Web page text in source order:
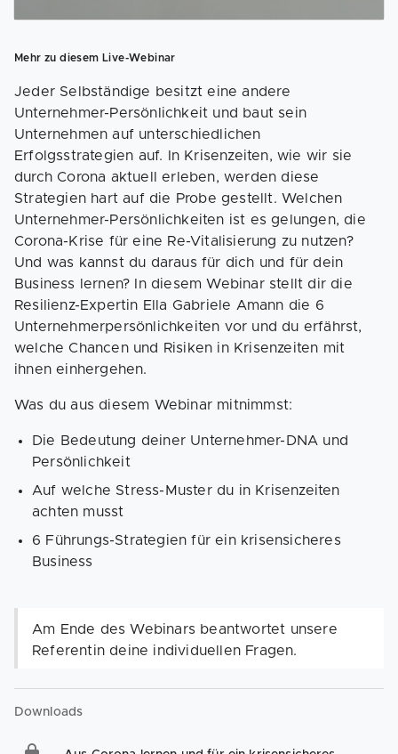
Mehr zu diesem Live-Webinar
Jeder Selbständige besitzt eine andere
Unternehmer-Persönlichkeit und baut sein
Unternehmen auf unterschiedlichen
Erfolgsstrategien auf. In Krisenzeiten, wie wir sie
durch Corona aktuell erleben, werden diese
Strategien hart auf die Probe gestellt. Welchen
Unternehmer-Persönlichkeiten ist es gelungen, die
Corona-Krise für eine Re-Vitalisierung zu nutzen?
Und was kannst du daraus für dich und für dein
Business lernen? In diesem Webinar stellt dir die
Resilienz-Expertin Ella Gabriele Amann die 6
Unternehmerpersönlichkeiten vor und du erfährst,
welche Chancen und Risiken in Krisenzeiten mit
ihnen einhergehen.
Was du aus diesem Webinar mitnimmst:
Die Bedeutung deiner Unternehmer-DNA und
Persönlichkeit
Auf welche Stress-Muster du in Krisenzeiten
achten musst
6 Führungs-Strategien für ein krisensicheres
Business
Am Ende des Webinars beantwortet unsere
Referentin deine individuellen Fragen.
Downloads